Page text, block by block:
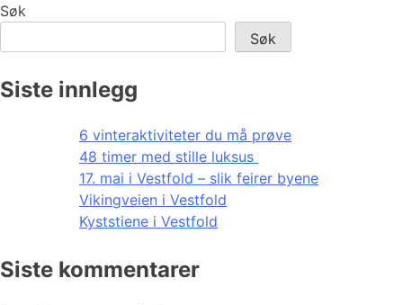
Søk
Søk
Siste innlegg
6 vinteraktiviteter du må prøve
48 timer med stille luksus
17. mai i Vestfold – slik feirer byene
Vikingveien i Vestfold
Kyststiene i Vestfold
Siste kommentarer